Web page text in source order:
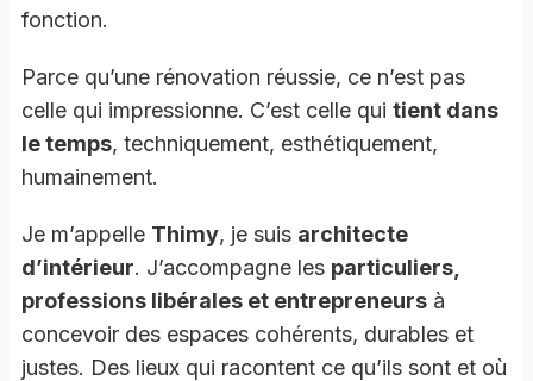
fonction.
Parce qu’une rénovation réussie, ce n’est pas
celle qui impressionne. C’est celle qui tient dans
le temps, techniquement, esthétiquement,
humainement.
Je m’appelle Thimy, je suis architecte
d’intérieur. J’accompagne les particuliers,
professions libérales et entrepreneurs à
concevoir des espaces cohérents, durables et
justes. Des lieux qui racontent ce qu’ils sont et où